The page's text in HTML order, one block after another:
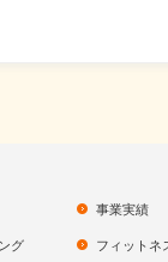
グ
事業実績
フィットネ